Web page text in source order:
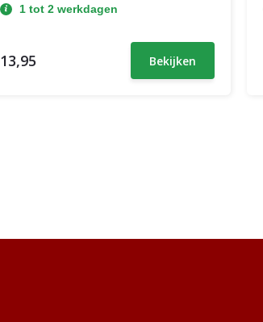
1 tot 2 werkdagen
13,95 Bekijken